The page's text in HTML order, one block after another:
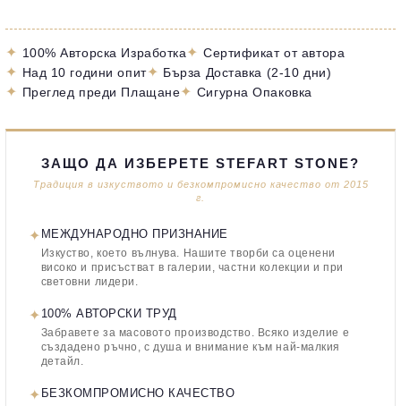
✦ 100% Авторска Изработка✦ Сертификат от автора
✦ Над 10 години опит✦ Бърза Доставка (2-10 дни)
✦ Преглед преди Плащане✦ Сигурна Опаковка
ЗАЩО ДА ИЗБЕРЕТЕ STEFART STONE?
Традиция в изкуството и безкомпромисно качество от 2015
г.
✦ МЕЖДУНАРОДНО ПРИЗНАНИЕ
Изкуство, което вълнува. Нашите творби са оценени
високо и присъстват в галерии, частни колекции и при
световни лидери.
✦ 100% АВТОРСКИ ТРУД
Забравете за масовото производство. Всяко изделие е
създадено ръчно, с душа и внимание към най-малкия
детайл.
✦ БЕЗКОМПРОМИСНО КАЧЕСТВО